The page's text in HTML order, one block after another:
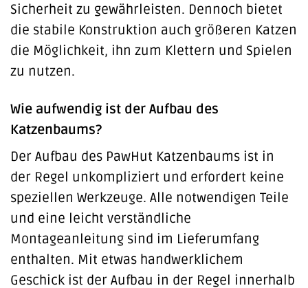
Sicherheit zu gewährleisten. Dennoch bietet
die stabile Konstruktion auch größeren Katzen
die Möglichkeit, ihn zum Klettern und Spielen
zu nutzen.
Wie aufwendig ist der Aufbau des
Katzenbaums?
Der Aufbau des PawHut Katzenbaums ist in
der Regel unkompliziert und erfordert keine
speziellen Werkzeuge. Alle notwendigen Teile
und eine leicht verständliche
Montageanleitung sind im Lieferumfang
enthalten. Mit etwas handwerklichem
Geschick ist der Aufbau in der Regel innerhalb